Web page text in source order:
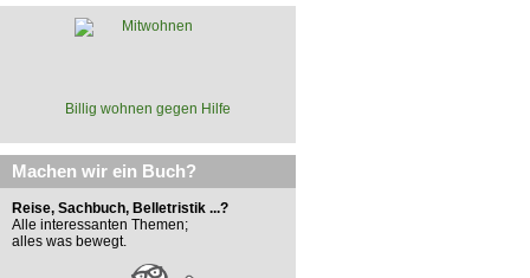
Billig wohnen gegen Hilfe
Machen wir ein Buch?
Reise, Sachbuch, Belletristik ...?
Alle interessanten Themen;
alles was bewegt.